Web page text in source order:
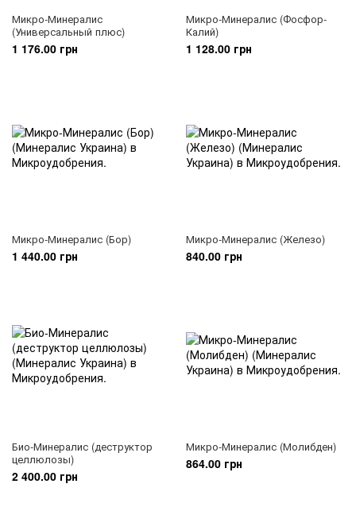
Микро-Минералис
(Универсальный плюс)
1 176.00 грн
Микро-Минералис (Фосфор-
Калий)
1 128.00 грн
Микро-Минералис (Бор)
1 440.00 грн
Микро-Минералис (Железо)
840.00 грн
Био-Минералис (деструктор
целлюлозы)
2 400.00 грн
Микро-Минералис (Молибден)
864.00 грн